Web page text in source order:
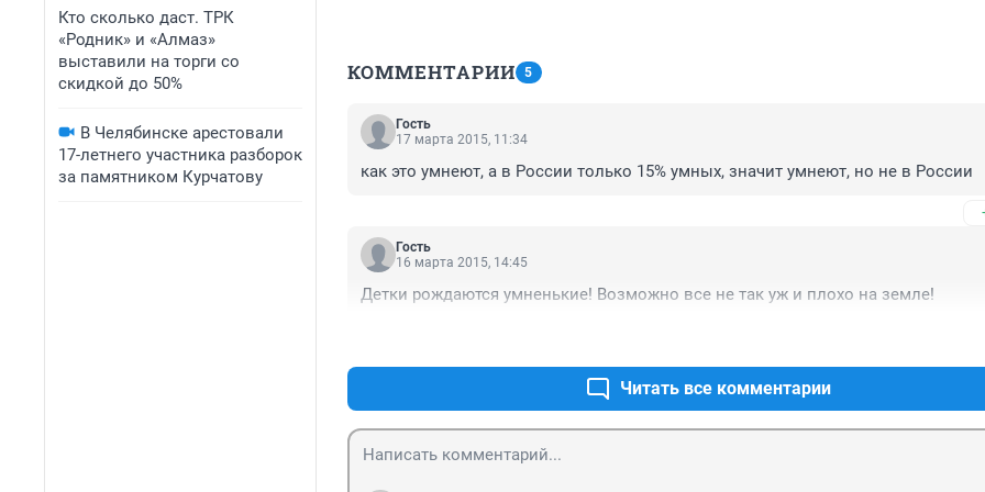
Кто сколько даст. ТРК
«Родник» и «Алмаз»
выставили на торги со
скидкой до 50%
В Челябинске арестовали
17-летнего участника разборок
за памятником Курчатову
КОММЕНТАРИИ 5
Гость
17 марта 2015, 11:34
как это умнеют, а в России только 15% умных, значит умнеют, но не в России
Гость
16 марта 2015, 14:45
Детки рождаются умненькие! Возможно все не так уж и плохо на земле!
Читать все комментарии